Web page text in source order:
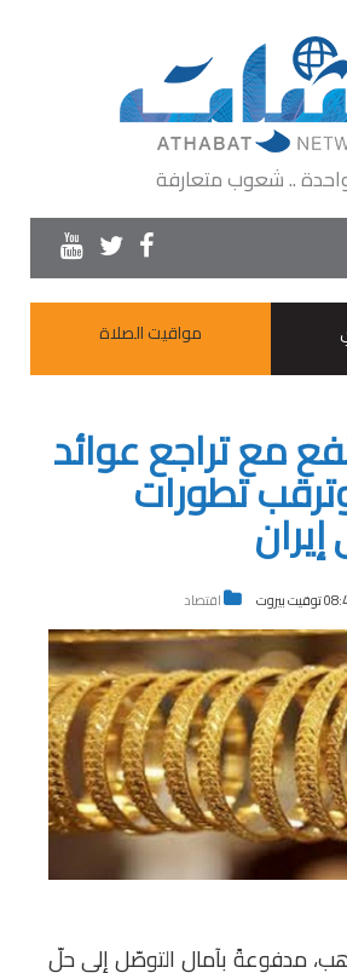
.. شعوب متعارفة
مواقيت الصلاة
مع تراجع عوائد
تطورات
اقتصاد
مدفوعةً بآمال التوصّل إلى حلّ